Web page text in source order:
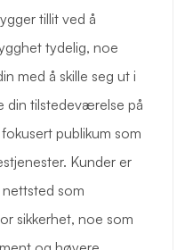
tillit ved å
tydelig, noe
med å skille seg ut i
din tilstedeværelse på
publikum som
Kunder er
som
sikkerhet, noe som